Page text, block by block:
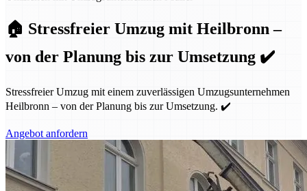
🏠 Stressfreier Umzug mit Heilbronn –
von der Planung bis zur Umsetzung ✔️
Stressfreier Umzug mit einem zuverlässigen Umzugsunternehmen
Heilbronn – von der Planung bis zur Umsetzung. ✔️
Angebot anfordern